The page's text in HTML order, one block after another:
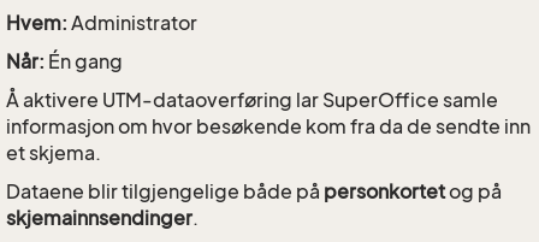
Hvem: Administrator
Når: Én gang
Å aktivere UTM-dataoverføring lar SuperOffice samle
informasjon om hvor besøkende kom fra da de sendte inn
et skjema.
Dataene blir tilgjengelige både på personkortetog på
skjemainnsendinger.